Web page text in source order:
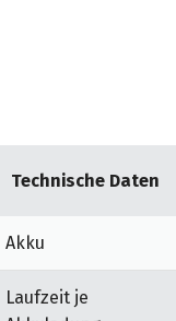
Technische Daten
Akku
Laufzeit je